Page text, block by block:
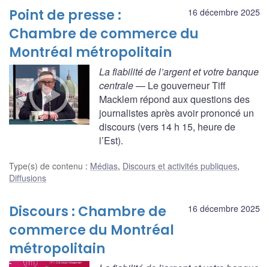
16 décembre 2025
Point de presse :
Chambre de commerce du
Montréal métropolitain
La fiabilité de l’argent et votre banque
centrale— Le gouverneur Tiff
Macklem répond aux questions des
journalistes après avoir prononcé un
discours (vers 14 h 15, heure de
l’Est).
Type(s) de contenu : Médias, Discours et activités publiques,
Diffusions
16 décembre 2025
Discours : Chambre de
commerce du Montréal
métropolitain